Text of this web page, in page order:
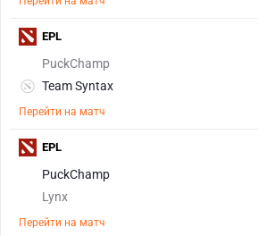
PuckChamp
Team Syntax
Перейти на матч
EPL
PuckChamp
Lynx
Перейти на матч
EPL